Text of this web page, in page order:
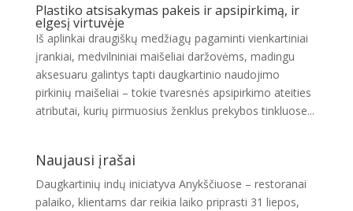
Plastiko atsisakymas pakeis ir apsipirkimą, ir
elgesį virtuvėje
Iš aplinkai draugiškų medžiagų pagaminti vienkartiniai
įrankiai, medvilniniai maišeliai daržovėms, madingu
aksesuaru galintys tapti daugkartinio naudojimo
pirkinių maišeliai – tokie tvaresnės apsipirkimo ateities
atributai, kurių pirmuosius ženklus prekybos tinkluose...
Naujausi įrašai
Daugkartinių indų iniciatyva Anykščiuose – restoranai
palaiko, klientams dar reikia laiko priprasti 31 liepos,